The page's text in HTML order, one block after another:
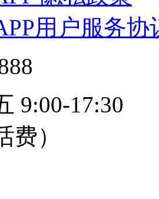
用户服务协
9:00-17:30
费）